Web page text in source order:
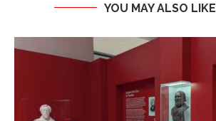
YOU MAY ALSO LIKE